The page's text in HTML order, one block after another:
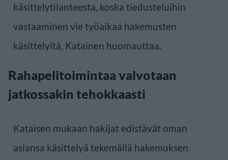
käsittelytilanteesta, koska tiedusteluihin
vastaaminen vie työaikaa hakemusten
käsittelyltä, Katainen huomauttaa.
Rahapelitoimintaa valvotaan
jatkossakin tehokkaasti
Kataisen mukaan hakijat edistävät oman
asiansa käsittelyä tekemällä hakemuksen